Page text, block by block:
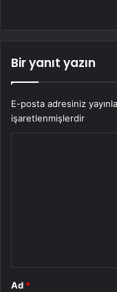
Bir yanıt yazın
E-posta adresiniz
işaretlenmişlerdir
Ad *